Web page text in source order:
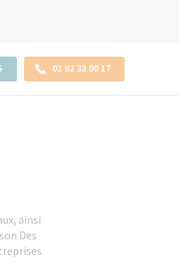
01 82 33 00 17
ainsi
Des